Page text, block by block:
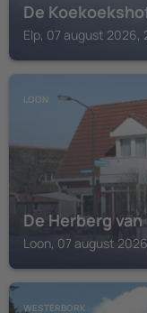
De
Elp, 07 august 2026,
LOON
De Herberg van
Loon, 07 august
WESTERBORK